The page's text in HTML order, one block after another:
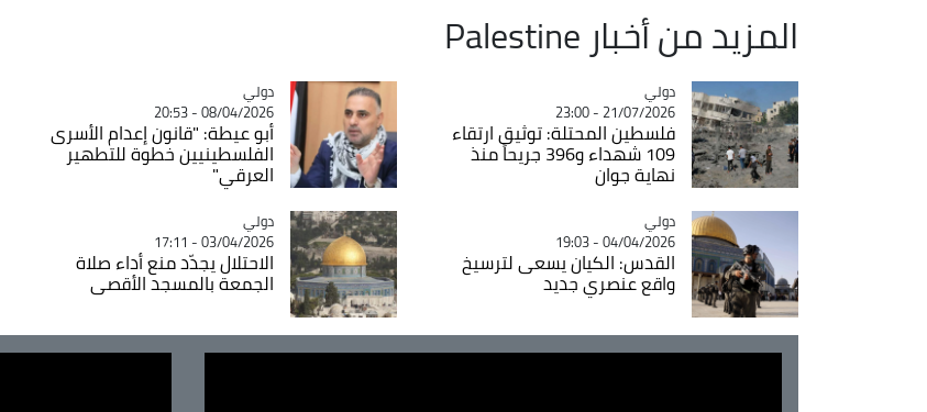
المزيد من أخبار Palestine
Catégorie
دولي
21/07/2026 - 23:00
فلسطين المحتلة: توثيق ارتقاء
109 شهداء و396 جريحاً منذ
نهاية جوان
Catégorie
دولي
08/04/2026 - 20:53
أبو عيطة: "قانون إعدام الأسرى
الفلسطينيين خطوة للتطهير
العرقي"
Catégorie
دولي
04/04/2026 - 19:03
القدس: الكيان يسعى لترسيخ
واقع عنصري جديد
Catégorie
دولي
03/04/2026 - 17:11
الاحتلال يجدّد منع أداء صلاة
الجمعة بالمسجد الأقصى